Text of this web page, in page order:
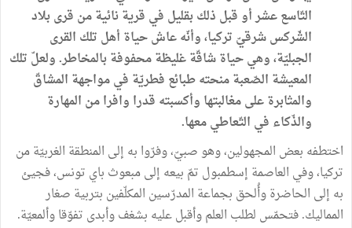
التّاسع عشر أو قبل ذلك بقليل في قرية نائية من قرى بلاد
الشّركس شرقيّ تركيا، وأنّه عاش حياة أهل تلك القرى
الجبليّة، وهي حياة شاقّة غليظة محفوفة بالمخاطر. ولعلّ تلك
المعيشة الصّعبة منحته طبائع فطريّة في مواجهة المشاقّ
والمثابرة على مغالبتها وأكسبته قدرا وافرا من المهارة
والذّكاء في التّعاطي معها.
اختطفه بعض المجهولين، وهو صبيّ، وفرّوا به إلى المنطقة الغربيّة من
تركيا، وفي العاصمة إسطمبول تمّ بيعه إلى مبعوث باي تونس، فجيئ
به إلى الحاضرة وأُلحق بجماعة المدرّسين المكلّفين بتربية صغار
المماليك. فتحمّس لطلب العلم وأقبل عليه بشغف وأبدى تفوّقا وألمعيّة.